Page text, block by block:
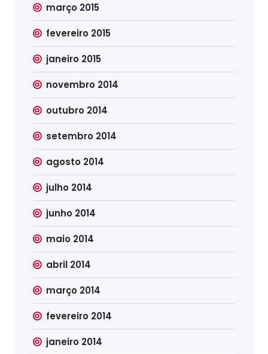
março 2015
fevereiro 2015
janeiro 2015
novembro 2014
outubro 2014
setembro 2014
agosto 2014
julho 2014
junho 2014
maio 2014
abril 2014
março 2014
fevereiro 2014
janeiro 2014